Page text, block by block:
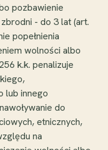
pozbawienie
- do 3 lat (art.
popełnienia
wolności albo
k.k. penalizuje
lub innego
do
etnicznych,
na